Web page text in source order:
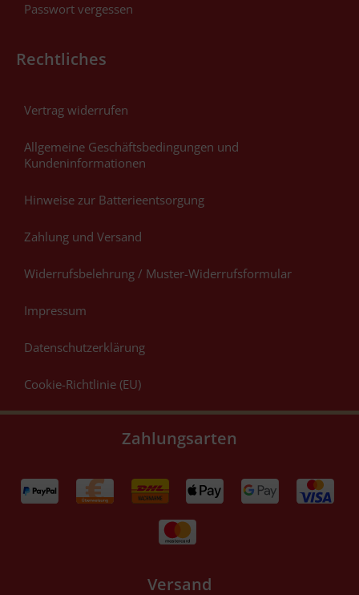
Passwort vergessen
Rechtliches
Vertrag widerrufen
Allgemeine Geschäftsbedingungen und
Kundeninformationen
Hinweise zur Batterieentsorgung
Zahlung und Versand
Widerrufsbelehrung / Muster-Widerrufsformular
Impressum
Datenschutzerklärung
Cookie-Richtlinie (EU)
Zahlungsarten
Versand